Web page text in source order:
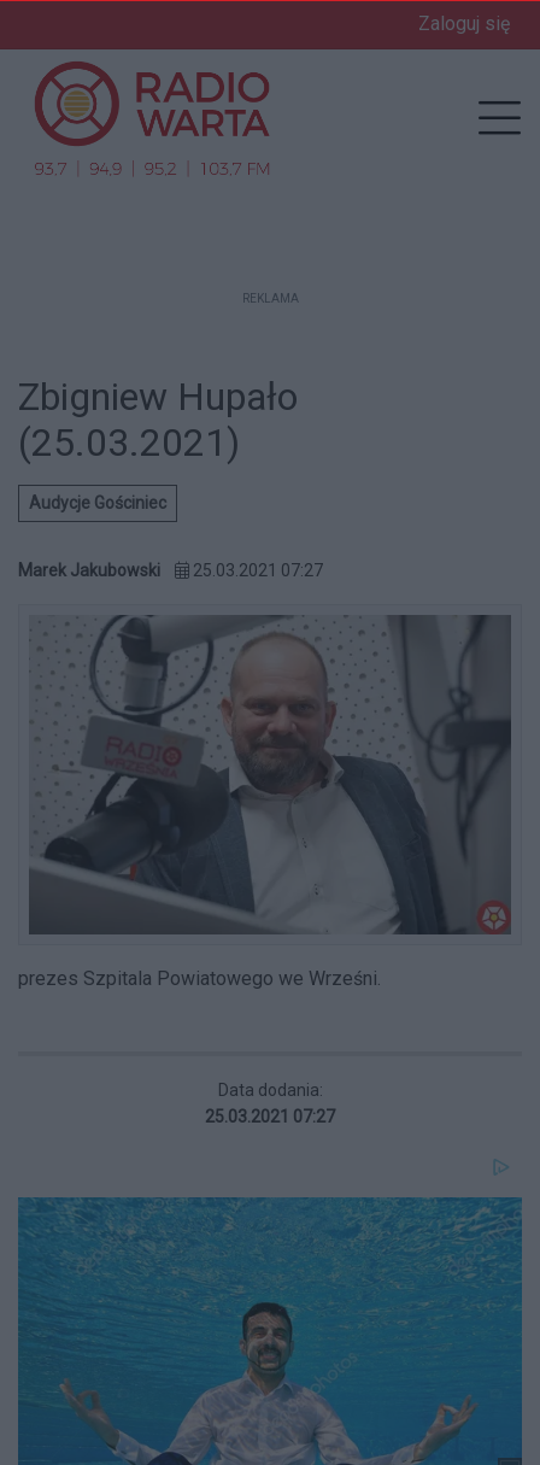
Zaloguj się
REKLAMA
Zbigniew Hupało
(25.03.2021)
Audycje Gościniec
Marek Jakubowski 25.03.2021 07:27
prezes Szpitala Powiatowego we Wrześni.
Data dodania:
25.03.2021 07:27